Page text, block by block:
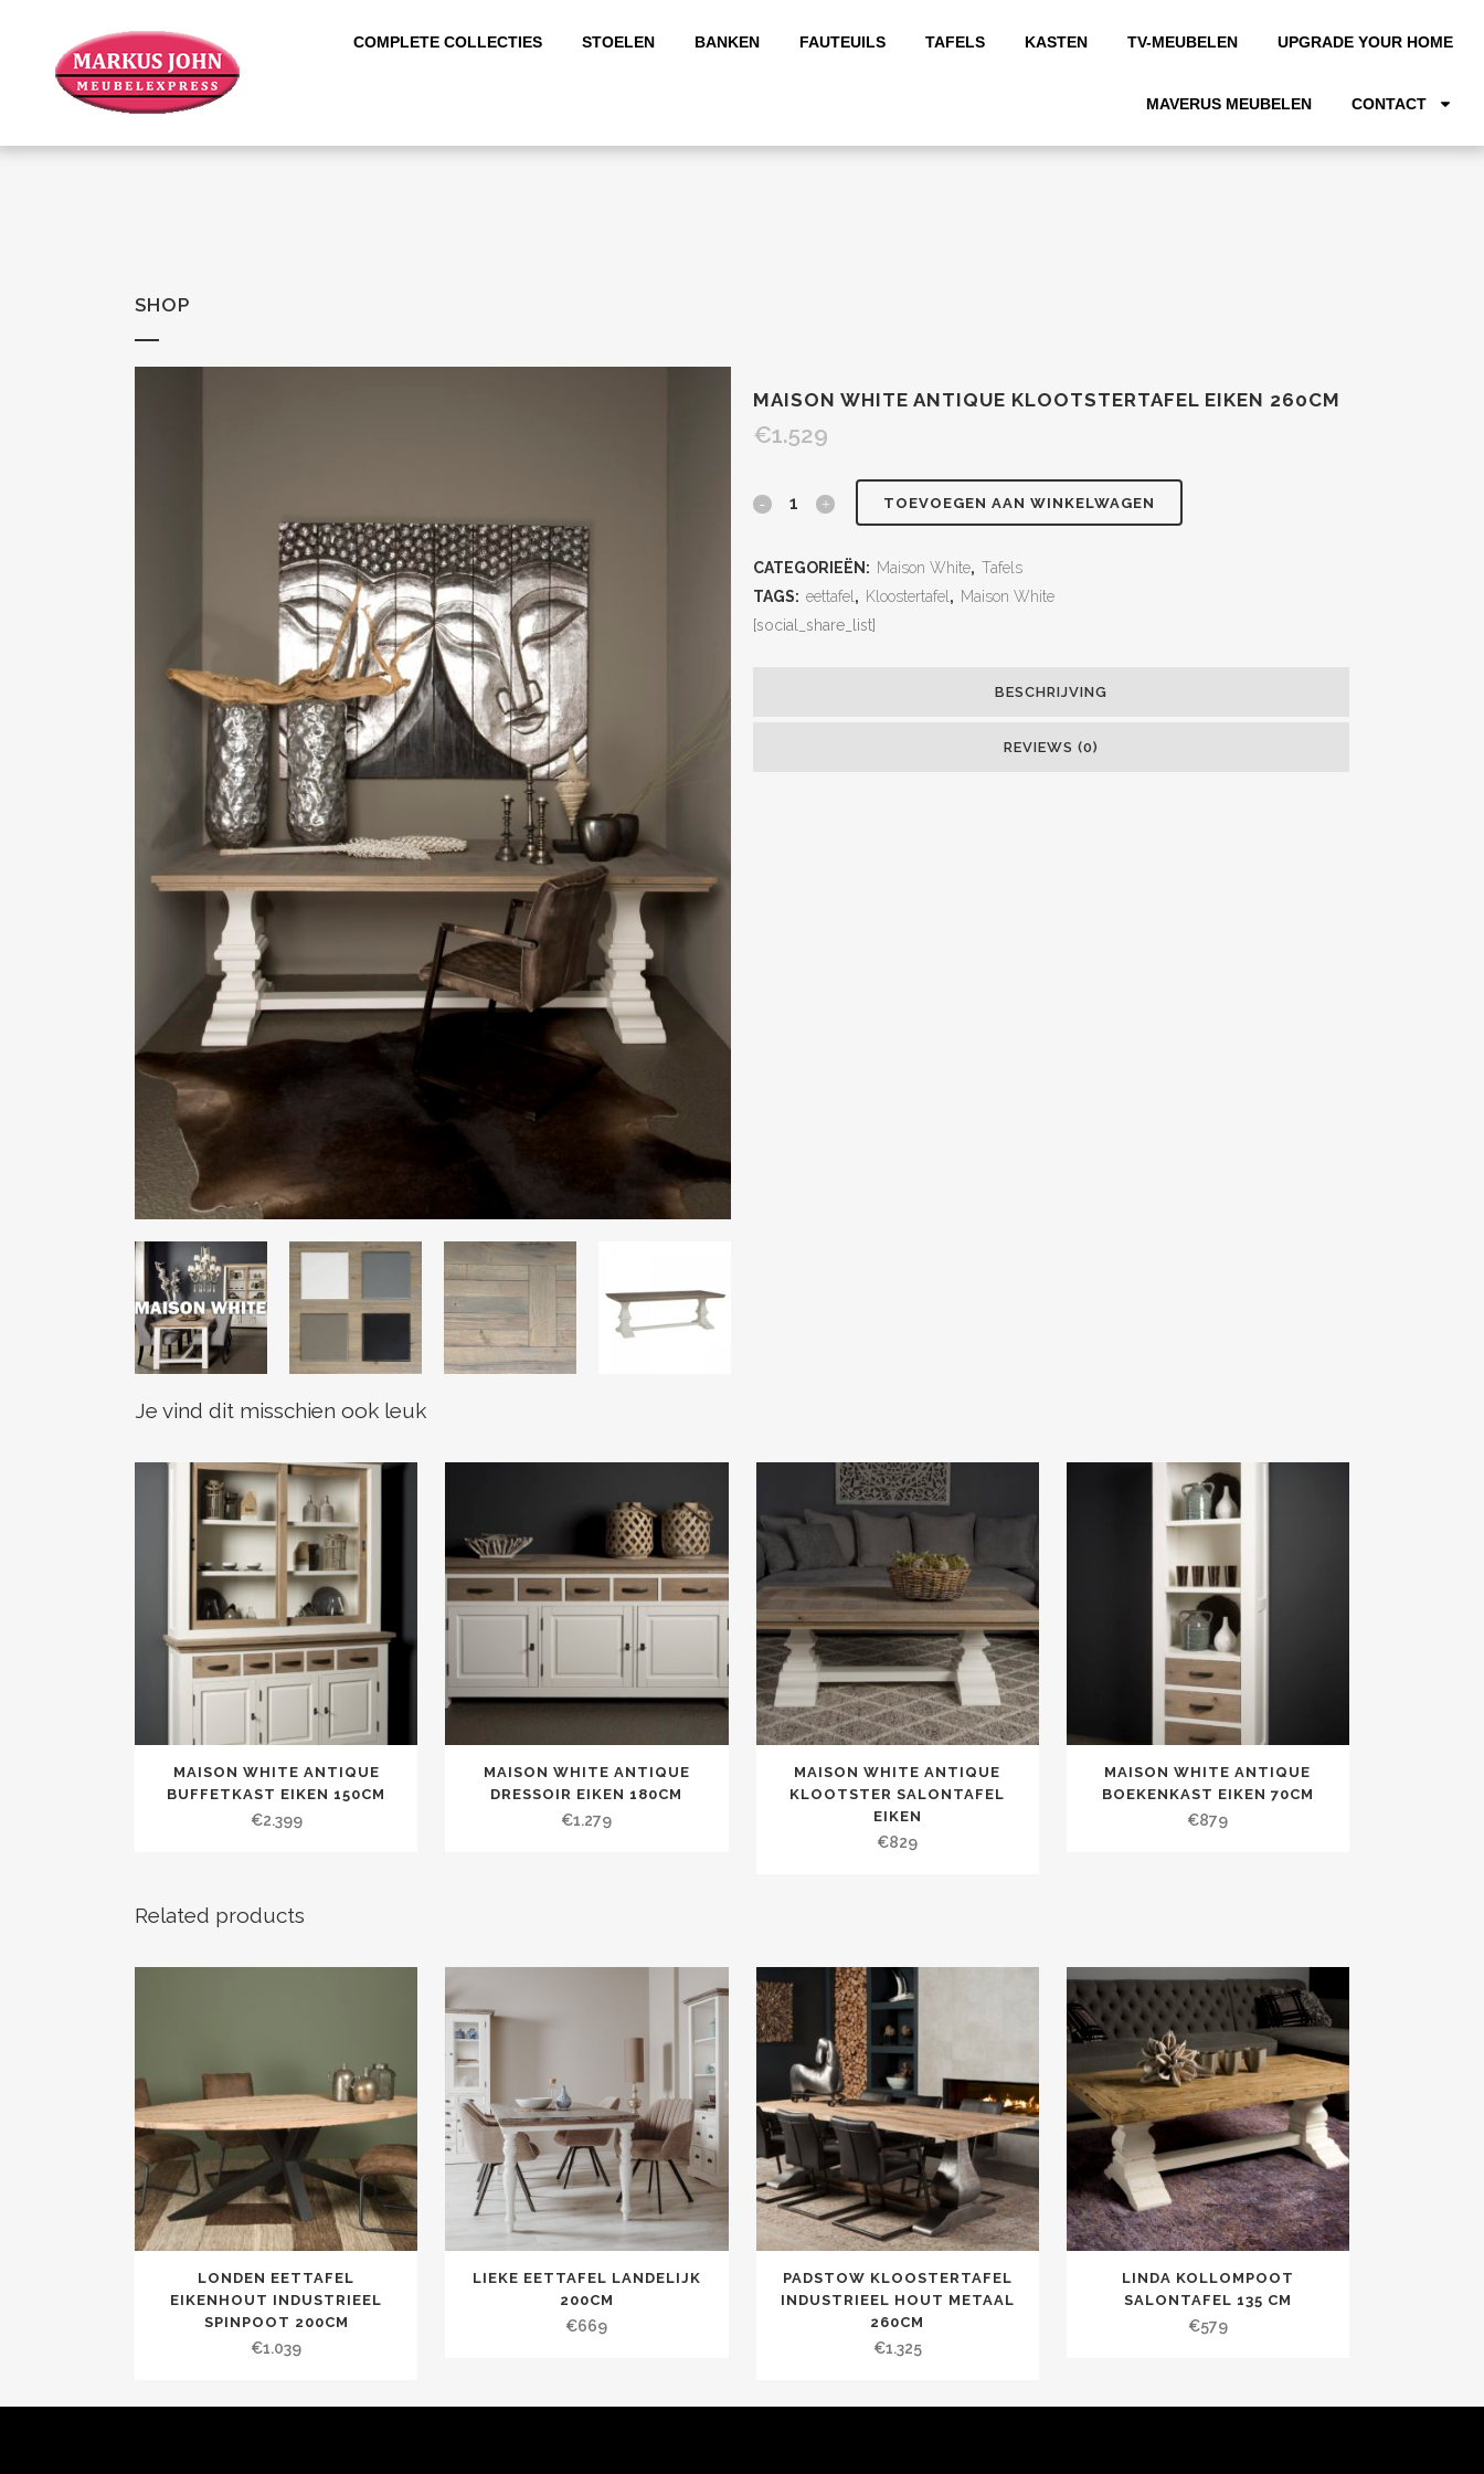
COMPLETE COLLECTIES STOELEN BANKEN FAUTEUILS TAFELS KASTEN TV-MEUBELEN UPGRADE YOUR HOME
MAVERUS MEUBELEN CONTACT
SHOP
MAISON WHITE ANTIQUE KLOOTSTERTAFEL EIKEN 260CM
€1.529
TOEVOEGEN AAN WINKELWAGEN
CATEGORIEËN: Maison White, Tafels
TAGS: eettafel , Kloostertafel , Maison White
[social_share_list]
BESCHRIJVING
REVIEWS (0)
Je vind dit misschien ook leuk
MAISON WHITE ANTIQUE
BUFFETKAST EIKEN 150CM
€2.399
MAISON WHITE ANTIQUE
DRESSOIR EIKEN 180CM
€1.279
MAISON WHITE ANTIQUE
KLOOTSTER SALONTAFEL
EIKEN
€829
MAISON WHITE ANTIQUE
BOEKENKAST EIKEN 70CM
€879
Related products
LONDEN EETTAFEL
EIKENHOUT INDUSTRIEEL
SPINPOOT 200CM
€1.039
LIEKE EETTAFEL LANDELIJK
200CM
€669
PADSTOW KLOOSTERTAFEL
INDUSTRIEEL HOUT METAAL
260CM
€1.325
LINDA KOLLOMPOOT
SALONTAFEL 135 CM
€579